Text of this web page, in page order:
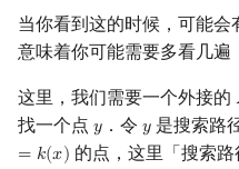
当你看到这的时候，可能
意味着你可能需要多看几遍
这里，我们需要一个外接的
找一个点 𝑦
y．令 𝑦
y是搜索路
= 𝑘(𝑥) 的点，这里「搜索